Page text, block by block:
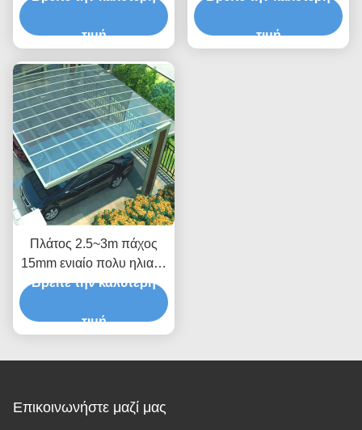
υποστηρίγματα PV
τιμή τιμή
Πλάτος 2.5~3m πάχος
15mm ενιαίο πολυ ηλιακό
φωτοβολταϊκό Carport
Βρείτε την καλύτερη
τιμή
Επικοινωνήστε μαζί μας